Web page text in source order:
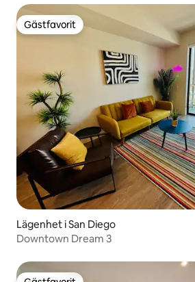
Gästfavorit
Gästfavorit
Lägenhet i San Diego
Downtown Dream 3